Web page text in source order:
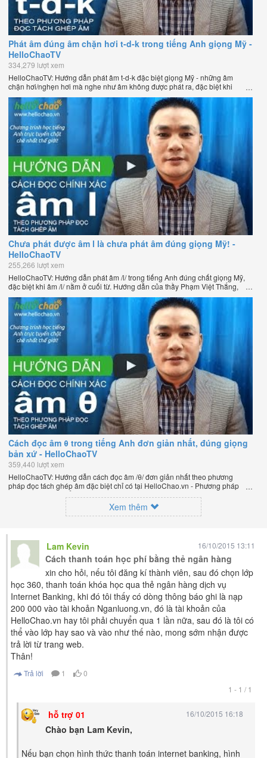
Phát âm đúng âm chặn hơi t-d-k trong tiếng Anh giọng Mỹ -
HelloChaoTV
334,279 lượt xem
HelloChaoTV: Hướng dẫn phát âm t-d-k đặc biệt giọng Mỹ - những âm
chặn hơi/nghẹn hơi mà nghe như âm không được phát ra, đặc biệt khi
chúng nằm ở cuối từ. Hướng dẫn của thầy Phạm Việt Thắng, đồng sáng
lập HelloChao.vn - Chương trình dạy tiếng Anh trực tuyến chặt chẽ nhất
thế giới.
Chưa phát được âm l là chưa phát âm đúng giọng Mỹ! -
HelloChaoTV
255,266 lượt xem
HelloChaoTV: Hướng dẫn phát âm /l/ trong tiếng Anh đúng chất giọng Mỹ,
đặc biệt khi âm /l/ nằm ở cuối từ. Hướng dẫn của thầy Phạm Việt Thắng,
đồng sáng lập HelloChao.vn - Chương trình dạy tiếng Anh trực tuyến chặt
chẽ nhất thế giới.
Cách đọc âm θ trong tiếng Anh đơn giản nhất, đúng giọng
bản xứ - HelloChaoTV
359,440 lượt xem
HelloChaoTV: Hướng dẫn cách đọc âm /θ/ đơn giản nhất theo phương
pháp đọc tách ghép âm đặc biệt chỉ có tại HelloChao.vn - Phương pháp
luyện phát âm chuẩn giọng bản xứ dễ dàng và hiệu quả nhất lần đầu tiên
xuất hiện trên thế giới, của thầy Phạm Việt Thắng, đồng sáng lập trang
HelloChao.vn - Chương trình dạy tiếng Anh trực tuyến chặt chẽ nhất thế
Xem thêm
Lam Kevin 16/10/2015 13:11
Cách thanh toán học phí bằng thẻ ngân hàng
xin cho hỏi, nếu tôi đăng kí thành viên, sau đó chọn lớp
học 360, thanh toán khóa học qua thẻ ngân hàng dịch vụ
Internet Banking, khi đó tôi thấy có dòng thông báo ghi là nạp
200 000 vào tài khoản Nganluong.vn, đó là tài khoản của
HelloChao.vn hay tôi phải chuyển qua 1 lần nữa, sau đó là tôi có
thể vào lớp hay sao và vào như thế nào, mong sớm nhận được
trả lời từ trang web.
Thân!
Trả lời 1
0
1 - 1 / 1
hỗ trợ 01 16/10/2015 16:18
Chào bạn Lam Kevin,
Nếu bạn chọn hình thức thanh toán internet banking, hình